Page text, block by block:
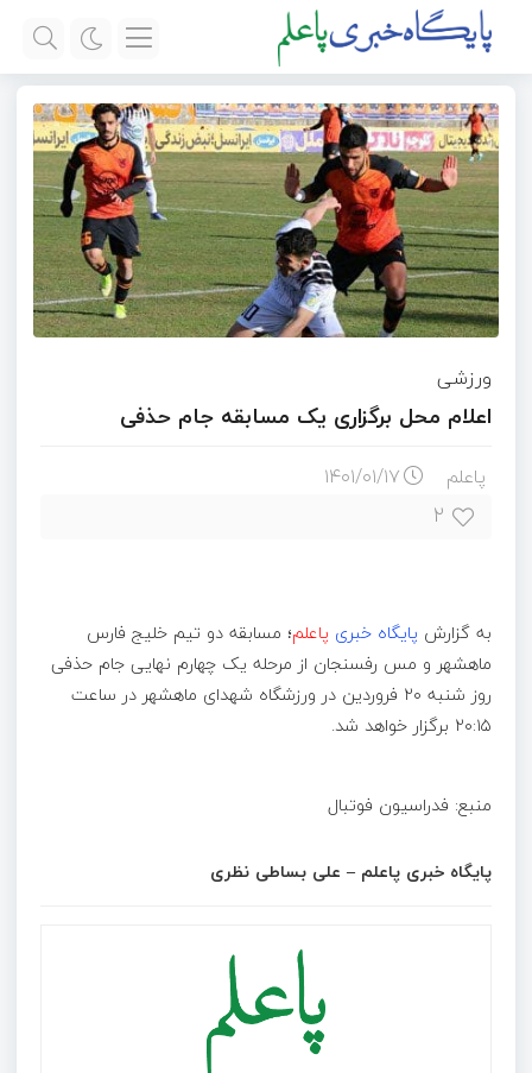
ورزشی
اعلام محل برگزاری یک مسابقه جام حذفی
پاعلم ۱۴۰۱/۰۱/۱۷
۲
به گزارش پایگاه خبری پاعلم؛ مسابقه دو تیم خلیج فارس
ماهشهر و مس رفسنجان از مرحله یک چهارم نهایی جام حذفی
روز شنبه ۲۰ فروردین در ورزشگاه شهدای ماهشهر در ساعت
۲۰:۱۵ برگزار خواهد شد.
منبع: فدراسیون فوتبال
پایگاه خبری پاعلم – علی بساطی نظری